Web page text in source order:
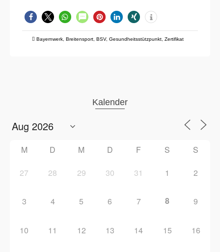
Bayernwerk Breitensport BSV, Gesundheitsstützpunkt Zertifikat
Kalender
M D M D F S S
27 28 29 30 31 1 2
3 4 5 6 7 8 9
10 11 12 13 14 15 16